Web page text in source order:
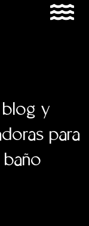
y
para